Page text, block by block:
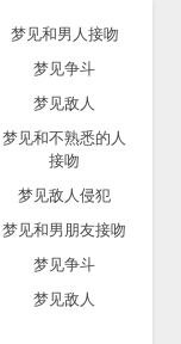
梦见和男人接吻
梦见争斗
梦见敌人
梦见和不熟悉的人
接吻
梦见敌人侵犯
梦见和男朋友接吻
梦见争斗
梦见敌人